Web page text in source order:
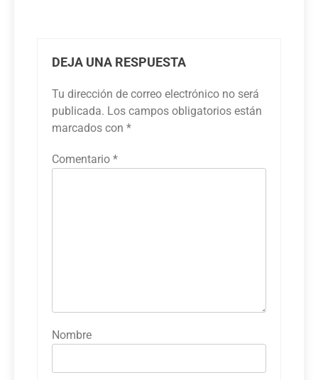
DEJA UNA RESPUESTA
Tu dirección de correo electrónico no será
publicada. Los campos obligatorios están
marcados con *
Comentario *
Nombre